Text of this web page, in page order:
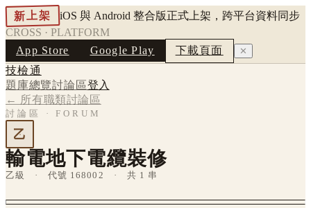
新上架
iOS 與 Android 整合版正式上架，跨平台資料同步
CROSS · PLATFORM
App Store
Google Play 下載頁面 ✕
技檢通
題庫總覽討論區登入
← 所有職類討論區
討論區 · FORUM
乙
輸電地下電纜裝修
乙級 · 代號 168002 · 共 1 串